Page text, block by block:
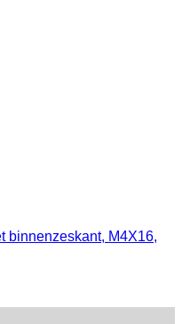
binnenzeskant, M4X16,